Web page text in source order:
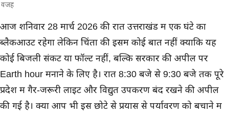
वजह
मुख्य समाचार
आज शनिवार 28 मार्च 2026 की रात उत्तराखंड में एक घंटे का
ब्लैकआउट रहेगा लेकिन चिंता की इसमें कोई बात नहीं क्योंकि यह
कोई बिजली संकट या फॉल्ट नहीं, बल्कि सरकार की अपील पर
Earth hour मनाने के लिए है। रात 8:30 बजे से 9:30 बजे तक पूरे
प्रदेश में गैर-जरूरी लाइटें और विद्युत उपकरण बंद रखने की अपील
की गई है। क्या आप भी इस छोटे से प्रयास से पर्यावरण को बचाने में